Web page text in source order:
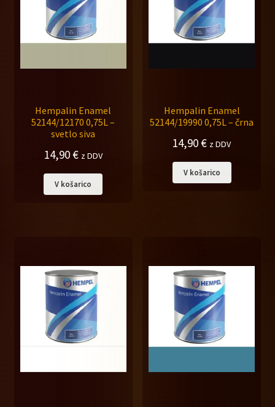
Hempalin Enamel
52144/12170 0,75L –
svetlo siva
14,90€ z DDV
V košarico
Hempalin Enamel
52144/19990 0,75L – črna
14,90€ z DDV
V košarico